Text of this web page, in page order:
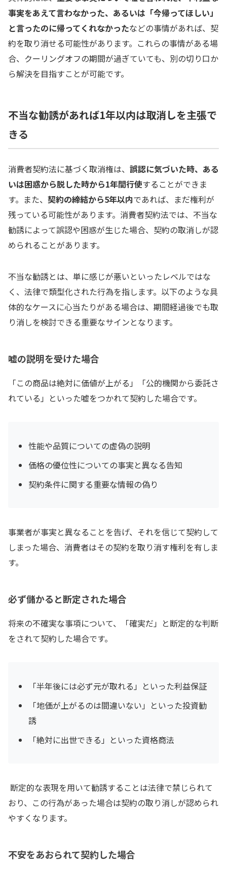
事実をあえて言わなかった、あるいは「今帰ってほしい」
と言ったのに帰ってくれなかったなどの事情があれば、契
約を取り消せる可能性があります。これらの事情がある場
合、クーリングオフの期間が過ぎていても、別の切り口か
ら解決を目指すことが可能です。
不当な勧誘があれば1年以内は取消しを主張で
きる
消費者契約法に基づく取消権は、 誤認に気づいた時、ある
いは困惑から脱した時から1年間行使することができま
す。また、 契約の締結から5年以内であれば、まだ権利が
残っている可能性があります。消費者契約法では、不当な
勧誘によって誤認や困惑が生じた場合、契約の取消しが認
められることがあります。
不当な勧誘とは、単に感じが悪いといったレベルではな
く、法律で類型化された行為を指します。以下のような具
体的なケースに心当たりがある場合は、期間経過後でも取
り消しを検討できる重要なサインとなります。
嘘の説明を受けた場合
「この商品は絶対に価値が上がる」「公的機関から委託さ
れている」といった嘘をつかれて契約した場合です。
性能や品質についての虚偽の説明
価格の優位性についての事実と異なる告知
契約条件に関する重要な情報の偽り
事業者が事実と異なることを告げ、それを信じて契約して
しまった場合、消費者はその契約を取り消す権利を有しま
す。
必ず儲かると断定された場合
将来の不確実な事項について、「確実だ」と断定的な判断
をされて契約した場合です。
「半年後には必ず元が取れる」といった利益保証
「地価が上がるのは間違いない」といった投資勧
誘
「絶対に出世できる」といった資格商法
断定的な表現を用いて勧誘することは法律で禁じられて
おり、この行為があった場合は契約の取り消しが認められ
やすくなります。
不安をあおられて契約した場合